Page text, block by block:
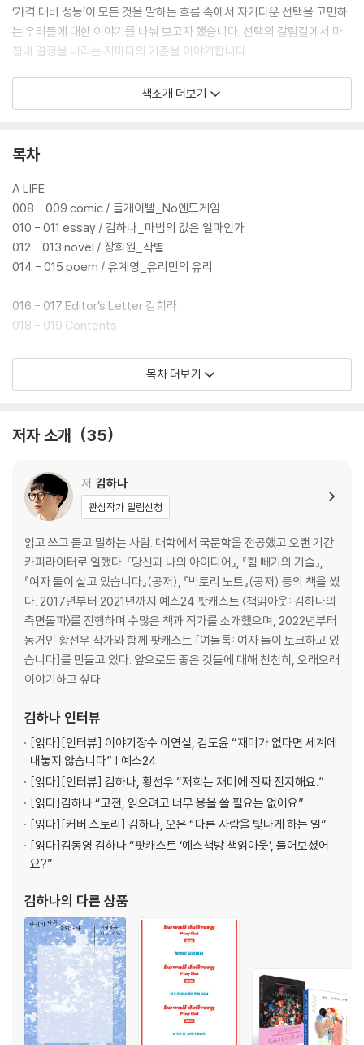
‘가격 대비 성능’이 모든 것을 말하는 흐름 속에서 자기다운 선택을 고민하
는 우리들에 대한 이야기를 나눠 보고자 했습니다. 선택의 갈림길에서 마
침내 결정을 내리는 저마다의 기준을 이야기합니다.
독립 출판의 스타부터 문단의 총아까지
글배우, 김겨울, 김동식, 김봉석, 김솔, 김순, 김승욱, 김언, 김하나, 김행숙,
철, 이희주, 장강명, 장희원, 전성구, 정문정, 정지돈, 제페토, 주단단Y, 주
책소개 더보기
목차
A LIFE
008 - 009 comic / 들개이빨_No엔드게임
010 - 011 essay / 김하나_마법의 값은 얼마인가
012 - 013 novel / 장희원_작별
014 - 015 poem / 유계영_유리만의 유리
016 - 017 Editor’s Letter 김희라
018 - 019 Contents
AN USUAL UNREAL
021 - 025 Fake Interview / 김겨울_신장개업 겨울서점
030 - 031 novel / 정지돈_신과 함께
034 - 035 novel / 이희주_죽으면 끝!
036 - 037 essay / 박정훈_원룸의 사회학
038 - 039 poem / 류휘석_사람들은 돈을 벌기로 다짐했다 이 빌어먹
을 세상을 탈출하기 위해선 약간의 돈이 필요했기 때문이다
OTHERS
046 - 047 novel / 손보미_알러지
048 - 049 novel / 남궁인_택배를 기다리며
050 - 051 essay / 태재_진화된 개인은 다른 개인의 진화를 돕는다
052 - 053 poem 제페토_효율적 기쁨
062 - 063 essay / 정문정_2019 가난한 사랑 노래
064 - 065 essay / 허지원_무쓸모의 가치, 잉여의 가치
066 - 067 poem / 김언_내 첫사랑 구여친
068 - 069 essay / 김승욱_탕진잼
070 - 071 essay / 글배우_내 삶에서 가장 가성비 좋은 선택
AN USUAL PICK!
080 - 081 an usual Pick! - nonfiction / 장강명_가격을 말해 봐 I'M
GENIE FOR YOUR JOY
082 - 085 an usual Pick! - feature / 이종철_혼자를 키우는 것, 1인
가구용 서비스
086 - 087 an usual Pick! - economy / Ceteris Paribus_환율 우
대, 어디까지 알아보고 오셨나요?
088 - 089 an usual Pick! - gear / 하박국_커피와 인공지능
090 - 091 an usual Pick! - art 박만진_예술로 끌어올린 삶의 여정들:
한국의 현대 미술가 이불과 윤희
092 - 093 an usual Pick! - music 주단단Y_당신의 취향 사전에 없는
목차 더보기
저자 소개 35
저 김하나
관심작가 알림신청
읽고 쓰고 듣고 말하는 사람. 대학에서 국문학을 전공했고 오랜 기간
카피라이터로 일했다. 『당신과 나의 아이디어』, 『힘 빼기의 기술』,
『여자 둘이 살고 있습니다』(공저), 『빅토리 노트』(공저) 등의 책을 썼
다. 2017년부터 2021년까지 예스24 팟캐스트 〈책읽아웃: 김하나의
측면돌파〉를 진행하며 수많은 책과 작가를 소개했으며, 2022년부터
동거인 황선우 작가와 함께 팟캐스트 [여둘톡: 여자 둘이 토크하고 있
습니다]를 만들고 있다. 앞으로도 좋은 것들에 대해 천천히, 오래오래
이야기하고 싶다.
김하나 인터뷰
[읽다][인터뷰] 이야기장수 이연실, 김도윤 “재미가 없다면 세계에
내놓지 않습니다” | 예스24
[읽다][인터뷰] 김하나, 황선우 “저희는 재미에 진짜 진지해요.”
[읽다]김하나 “고전, 읽으려고 너무 용을 쓸 필요는 없어요”
[읽다][커버 스토리] 김하나, 오은 “다른 사람을 빛나게 하는 일”
[읽다]김동영 김하나 “팟캐스트 ‘예스책방 책읽아웃’, 들어보셨어
요?”
김하나의 다른 상품